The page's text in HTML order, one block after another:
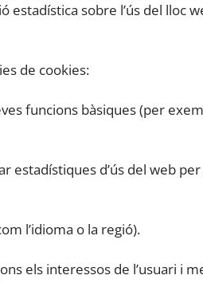
sobre l’ús del lloc
de cookies:
funcions bàsiques (per
estadístiques d’ús del web
l’idioma o la regió).
els interessos de l’usuari i